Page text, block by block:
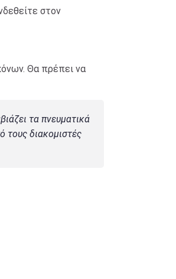
στον
Θα πρέπει να
τα πνευματικά
τους διακομιστές